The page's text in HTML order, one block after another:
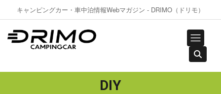
キャンピングカー・車中泊情報Webマガジン - DRIMO（ドリモ）
DIY